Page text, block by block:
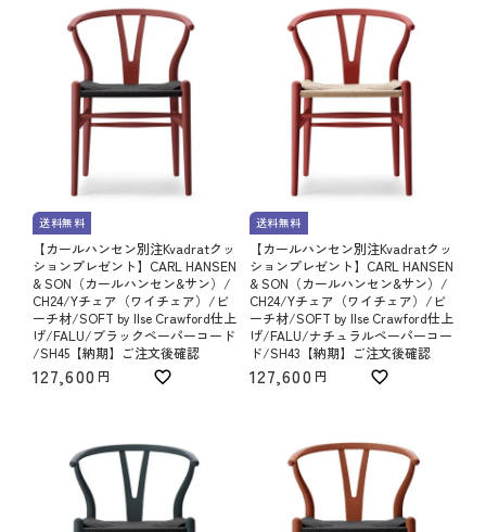
送料無料
【カールハンセン別注Kvadratクッ
ションプレゼント】CARL HANSEN
& SON（カールハンセン&サン）/
CH24/Yチェア（ワイチェア）/ビ
ーチ材/SOFT by Ilse Crawford仕上
げ/FALU/ブラックペーパーコード
/SH45【納期】ご注文後確認
127,600
送料無料
【カールハンセン別注Kvadratクッ
ションプレゼント】CARL HANSEN
& SON（カールハンセン&サン）/
CH24/Yチェア（ワイチェア）/ビ
ーチ材/SOFT by Ilse Crawford仕上
げ/FALU/ナチュラルペーパーコー
ド/SH43【納期】ご注文後確認
127,600